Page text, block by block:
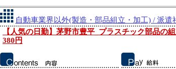
自動車業界以外(製造・部品組立・加工) / 派遣
【人気の日勤】茅野市豊平_プラスチック部品の
380円